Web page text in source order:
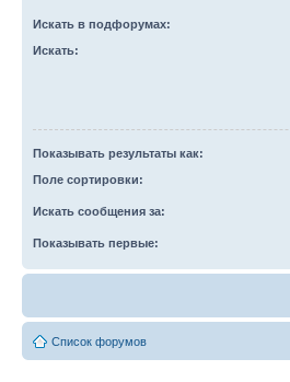
Искать в подфорумах:
Искать:
Показывать результаты как:
Поле сортировки:
Искать сообщения за:
Показывать первые:
Список форумов